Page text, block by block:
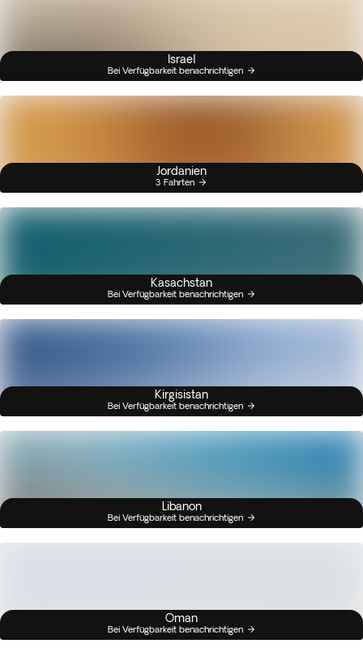
Israel
Bei Verfügbarkeit benachrichtigen
Jordanien
3 Fahrten
Kasachstan
Bei Verfügbarkeit benachrichtigen
Kirgisistan
Bei Verfügbarkeit benachrichtigen
Libanon
Bei Verfügbarkeit benachrichtigen
Oman
Bei Verfügbarkeit benachrichtigen